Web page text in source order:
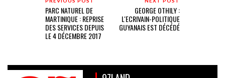
PARC NATUREL DE
MARTINIQUE : REPRISE
DES SERVICES DEPUIS
LE 4 DÉCEMBRE 2017
GEORGE OTHILY :
L'ECRIVAIN-POLITIQUE
GUYANAIS EST DÉCÉDÉ